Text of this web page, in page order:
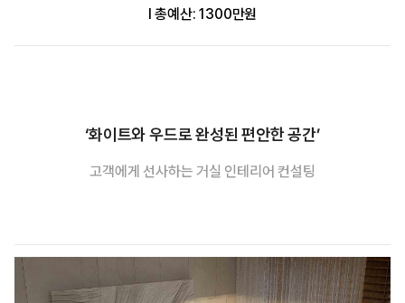
l 총예산: 1300만원
‘화이트와 우드로 완성된 편안한 공간’
고객에게 선사하는 거실 인테리어 컨설팅